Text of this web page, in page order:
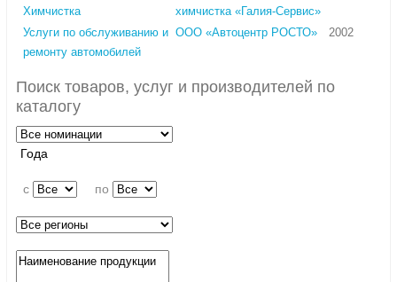
Химчистка
химчистка «Галия-Сервис»
Услуги по обслуживанию и
ремонту автомобилей
ООО «Автоцентр РОСТО» 2002
Поиск товаров, услуг и производителей по
каталогу
Года
c по